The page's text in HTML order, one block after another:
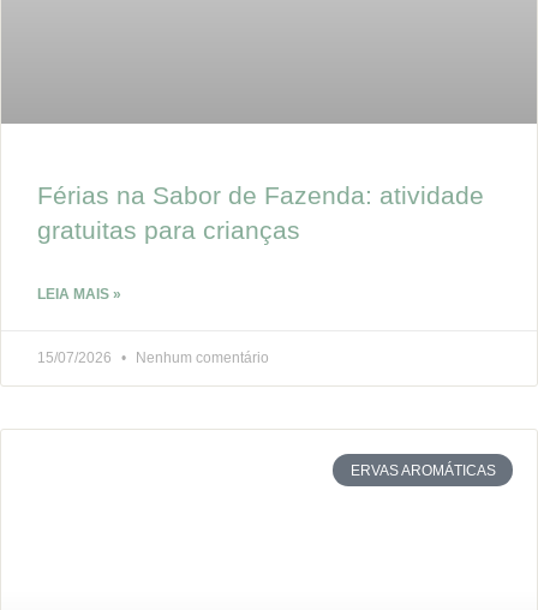
Férias na Sabor de Fazenda: atividade
gratuitas para crianças
LEIA MAIS »
15/07/2026 Nenhum comentário
ERVAS AROMÁTICAS